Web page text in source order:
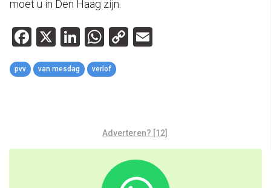
moet u in Den Haag zijn.
Facebook
X LinkedIn
WhatsApp
Copy
pvv van mesdag verlof
Adverteren? [12]